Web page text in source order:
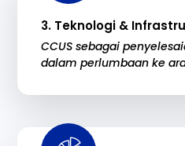
3. Teknologi &
CCUS sebagai
dalam perlumbaan ke